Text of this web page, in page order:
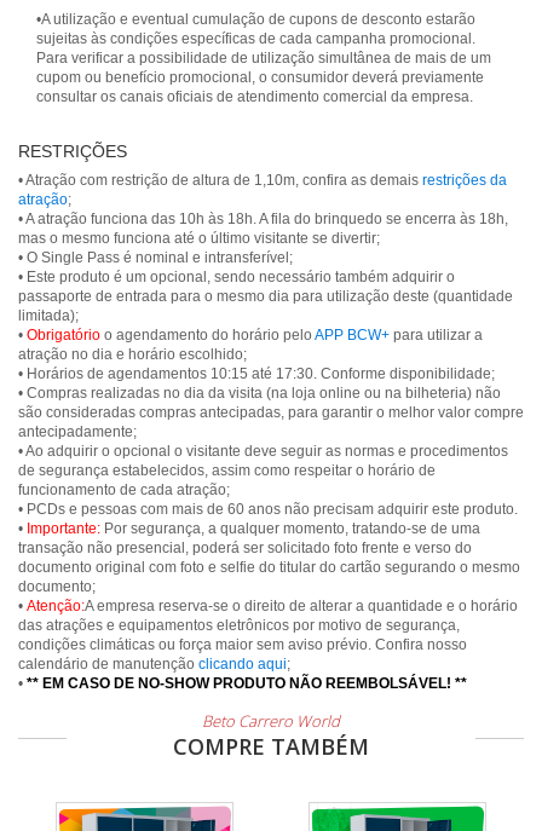
•A utilização e eventual cumulação de cupons de desconto estarão
sujeitas às condições específicas de cada campanha promocional.
Para verificar a possibilidade de utilização simultânea de mais de um
cupom ou benefício promocional, o consumidor deverá previamente
consultar os canais oficiais de atendimento comercial da empresa.
RESTRIÇÕES
• Atração com restrição de altura de 1,10m, confira as demais restrições da
atração;
• A atração funciona das 10h às 18h. A fila do brinquedo se encerra às 18h,
mas o mesmo funciona até o último visitante se divertir;
• O Single Pass é nominal e intransferível;
• Este produto é um opcional, sendo necessário também adquirir o
passaporte de entrada para o mesmo dia para utilização deste (quantidade
limitada);
• Obrigatório o agendamento do horário pelo APP BCW+ para utilizar a
atração no dia e horário escolhido;
• Horários de agendamentos 10:15 até 17:30. Conforme disponibilidade;
• Compras realizadas no dia da visita (na loja online ou na bilheteria) não
são consideradas compras antecipadas, para garantir o melhor valor compre
antecipadamente;
• Ao adquirir o opcional o visitante deve seguir as normas e procedimentos
de segurança estabelecidos, assim como respeitar o horário de
funcionamento de cada atração;
• PCDs e pessoas com mais de 60 anos não precisam adquirir este produto.
• Importante: Por segurança, a qualquer momento, tratando-se de uma
transação não presencial, poderá ser solicitado foto frente e verso do
documento original com foto e selfie do titular do cartão segurando o mesmo
documento;
• Atenção:A empresa reserva-se o direito de alterar a quantidade e o horário
das atrações e equipamentos eletrônicos por motivo de segurança,
condições climáticas ou força maior sem aviso prévio. Confira nosso
calendário de manutenção clicando aqui;
• ** EM CASO DE NO-SHOW PRODUTO NÃO REEMBOLSÁVEL! **
Beto Carrero World
COMPRE TAMBÉM